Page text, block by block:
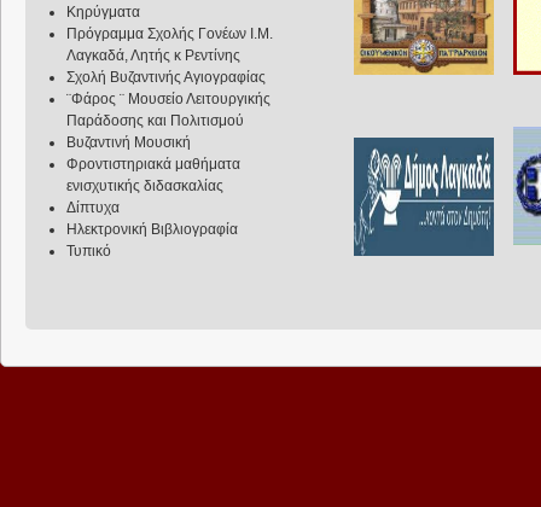
Κηρύγματα
Πρόγραμμα Σχολής Γονέων Ι.Μ.
Λαγκαδά, Λητής κ Ρεντίνης
Σχολή Βυζαντινής Αγιογραφίας
¨Φάρος ¨ Μουσείο Λειτουργικής
Παράδοσης και Πολιτισμού
Βυζαντινή Μουσική
Φροντιστηριακά μαθήματα
ενισχυτικής διδασκαλίας
Δίπτυχα
Ηλεκτρονική Βιβλιογραφία
Τυπικό